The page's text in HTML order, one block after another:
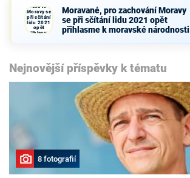
zachování
Moravy se
při sčítání
lidu 2021
opět
přihlasme
Moravané, pro zachování Moravy
se při sčítání lidu 2021 opět
přihlasme k moravské národnosti
Nejnovější příspěvky k tématu
8 fotografií